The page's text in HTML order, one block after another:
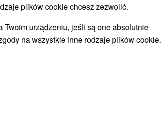
plików cookie chcesz zezwolić.
urządzeniu, jeśli są one absolutnie
na wszystkie inne rodzaje plików cookie.